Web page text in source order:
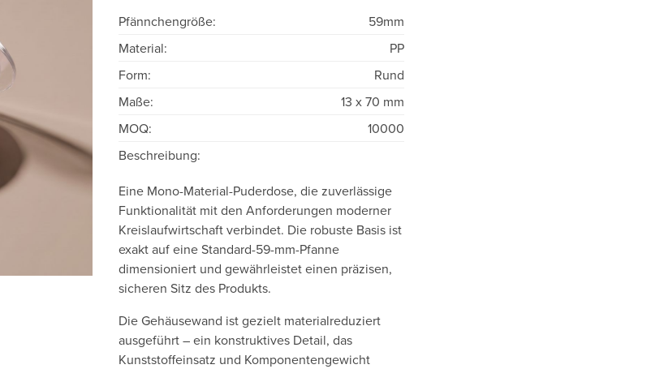
Pfännchengröße:
59mm
Material:
PP
Form:
Rund
Maße:
13 x 70 mm
MOQ:
10000
Beschreibung:
Eine Mono-Material-Puderdose, die zuverlässige
Funktionalität mit den Anforderungen moderner
Kreislaufwirtschaft verbindet. Die robuste Basis ist
exakt auf eine Standard-59-mm-Pfanne
dimensioniert und gewährleistet einen präzisen,
sicheren Sitz des Produkts.
Die Gehäusewand ist gezielt materialreduziert
ausgeführt – ein konstruktives Detail, das
Kunststoffeinsatz und Komponentengewicht